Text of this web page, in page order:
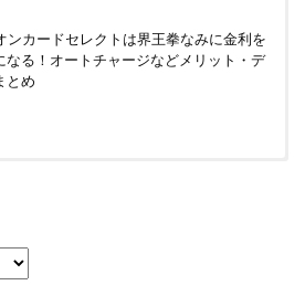
ンカードセレクトは界王拳なみに金利を
なる！オートチャージなどメリット・デ
とめ
PayPayカード、まるごとフラットリボ